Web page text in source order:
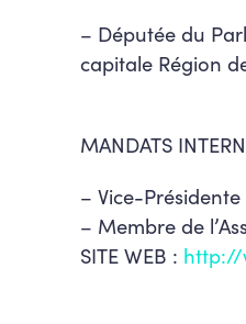
– Députée du
capitale Région
MANDATS
– Vice-
– Membre de
SITE WEB : http://